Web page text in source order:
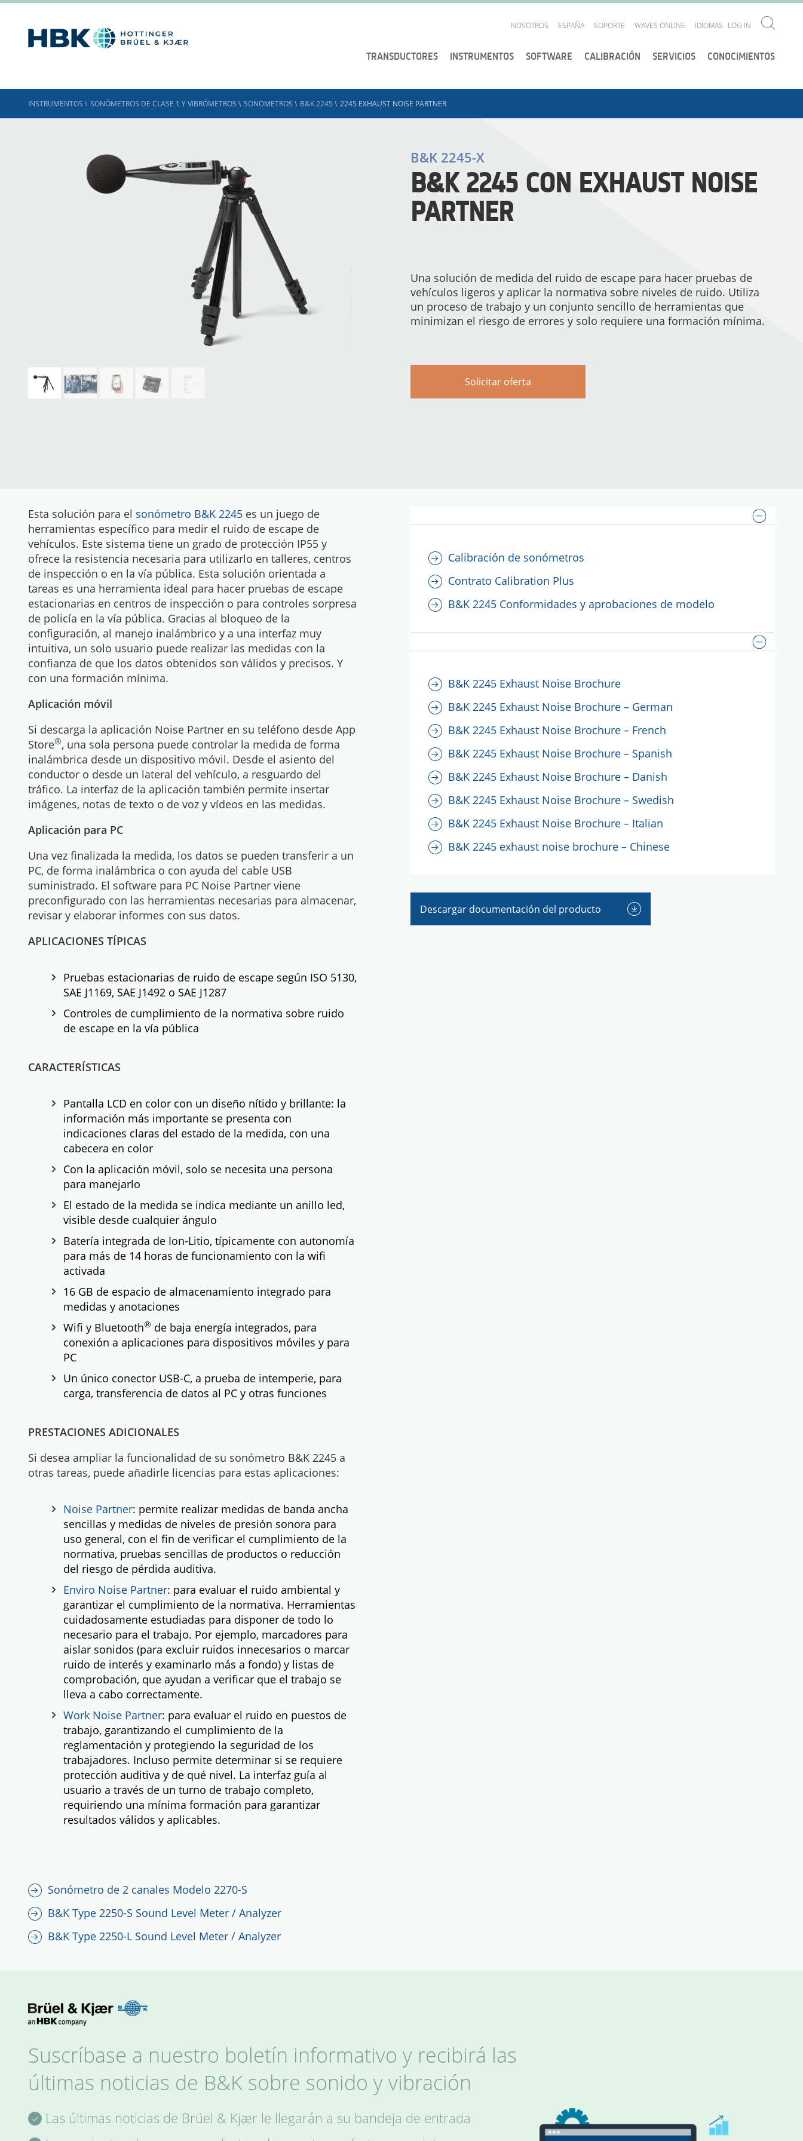
NOSOTROS ESPAÑA SOPORTE WAVES ONLINE IDIOMAS LOG IN
TRANSDUCTORES INSTRUMENTOS SOFTWARE CALIBRACIÓN SERVICIOS CONOCIMIENTOS
INSTRUMENTOS \ SONÓMETROS DE CLASE 1 Y VIBRÓMETROS \ SONOMETROS \ B&K 2245 \ 2245 EXHAUST NOISE PARTNER
B&K 2245-X
B&K 2245 CON EXHAUST NOISE
PARTNER
Una solución de medida del ruido de escape para hacer pruebas de
vehículos ligeros y aplicar la normativa sobre niveles de ruido. Utiliza
un proceso de trabajo y un conjunto sencillo de herramientas que
minimizan el riesgo de errores y solo requiere una formación mínima.
Solicitar oferta
Esta solución para el sonómetro B&K 2245 es un juego de
herramientas específico para medir el ruido de escape de
vehículos. Este sistema tiene un grado de protección IP55 y
ofrece la resistencia necesaria para utilizarlo en talleres, centros
de inspección o en la vía pública. Esta solución orientada a
tareas es una herramienta ideal para hacer pruebas de escape
estacionarias en centros de inspección o para controles sorpresa
de policía en la vía pública. Gracias al bloqueo de la
configuración, al manejo inalámbrico y a una interfaz muy
intuitiva, un solo usuario puede realizar las medidas con la
confianza de que los datos obtenidos son válidos y precisos. Y
con una formación mínima.
Aplicación móvil
Si descarga la aplicación Noise Partner en su teléfono desde App
Store®, una sola persona puede controlar la medida de forma
inalámbrica desde un dispositivo móvil. Desde el asiento del
conductor o desde un lateral del vehículo, a resguardo del
tráfico. La interfaz de la aplicación también permite insertar
imágenes, notas de texto o de voz y vídeos en las medidas.
Aplicación para PC
Una vez finalizada la medida, los datos se pueden transferir a un
PC, de forma inalámbrica o con ayuda del cable USB
suministrado. El software para PC Noise Partner viene
preconfigurado con las herramientas necesarias para almacenar,
revisar y elaborar informes con sus datos.
APLICACIONES TÍPICAS
Pruebas estacionarias de ruido de escape según ISO 5130,
SAE J1169, SAE J1492 o SAE J1287
Controles de cumplimiento de la normativa sobre ruido
de escape en la vía pública
CARACTERÍSTICAS
Pantalla LCD en color con un diseño nítido y brillante: la
información más importante se presenta con
indicaciones claras del estado de la medida, con una
cabecera en color
Con la aplicación móvil, solo se necesita una persona
para manejarlo
El estado de la medida se indica mediante un anillo led,
visible desde cualquier ángulo
Batería integrada de Ion-Litio, típicamente con autonomía
para más de 14 horas de funcionamiento con la wifi
activada
16 GB de espacio de almacenamiento integrado para
medidas y anotaciones
Wifi y Bluetooth® de baja energía integrados, para
conexión a aplicaciones para dispositivos móviles y para
PC
Un único conector USB-C, a prueba de intemperie, para
carga, transferencia de datos al PC y otras funciones
PRESTACIONES ADICIONALES
Si desea ampliar la funcionalidad de su sonómetro B&K 2245 a
otras tareas, puede añadirle licencias para estas aplicaciones:
Noise Partner: permite realizar medidas de banda ancha
sencillas y medidas de niveles de presión sonora para
uso general, con el fin de verificar el cumplimiento de la
normativa, pruebas sencillas de productos o reducción
del riesgo de pérdida auditiva.
Enviro Noise Partner: para evaluar el ruido ambiental y
garantizar el cumplimiento de la normativa. Herramientas
cuidadosamente estudiadas para disponer de todo lo
necesario para el trabajo. Por ejemplo, marcadores para
aislar sonidos (para excluir ruidos innecesarios o marcar
ruido de interés y examinarlo más a fondo) y listas de
comprobación, que ayudan a verificar que el trabajo se
lleva a cabo correctamente.
Work Noise Partner: para evaluar el ruido en puestos de
trabajo, garantizando el cumplimiento de la
reglamentación y protegiendo la seguridad de los
trabajadores. Incluso permite determinar si se requiere
protección auditiva y de qué nivel. La interfaz guía al
usuario a través de un turno de trabajo completo,
requiriendo una mínima formación para garantizar
resultados válidos y aplicables.
Sonómetro de 2 canales Modelo 2270-S
B&K Type 2250-S Sound Level Meter / Analyzer
B&K Type 2250-L Sound Level Meter / Analyzer
Calibración de sonómetros
Contrato Calibration Plus
B&K 2245 Conformidades y aprobaciones de modelo
B&K 2245 Exhaust Noise Brochure
B&K 2245 Exhaust Noise Brochure – German
B&K 2245 Exhaust Noise Brochure – French
B&K 2245 Exhaust Noise Brochure – Spanish
B&K 2245 Exhaust Noise Brochure – Danish
B&K 2245 Exhaust Noise Brochure – Swedish
B&K 2245 Exhaust Noise Brochure – Italian
B&K 2245 exhaust noise brochure – Chinese
Descargar documentación del producto
Suscríbase a nuestro boletín informativo y recibirá las
últimas noticias de B&K sobre sonido y vibración
Las últimas noticias de Brüel & Kjær le llegarán a su bandeja de entrada